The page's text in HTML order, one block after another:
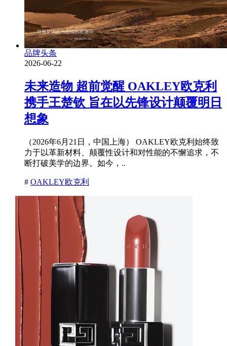
品牌头条
2026-06-22
未来造物 超前觉醒 OAKLEY欧克利
携手王楚钦 旨在以先锋设计颠覆明日
想象
（2026年6月21日，中国上海） OAKLEY欧克利始终致
力于以革新材料、颠覆性设计和对性能的不懈追求，不
断打破美学的边界。如今，..
# OAKLEY欧克利